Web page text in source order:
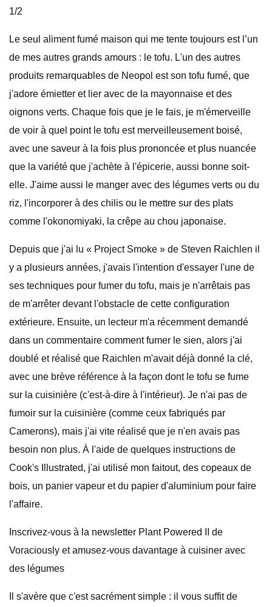
1/2
Le seul aliment fumé maison qui me tente toujours est l’un
de mes autres grands amours : le tofu. L'un des autres
produits remarquables de Neopol est son tofu fumé, que
j'adore émietter et lier avec de la mayonnaise et des
oignons verts. Chaque fois que je le fais, je m'émerveille
de voir à quel point le tofu est merveilleusement boisé,
avec une saveur à la fois plus prononcée et plus nuancée
que la variété que j'achète à l'épicerie, aussi bonne soit-
elle. J'aime aussi le manger avec des légumes verts ou du
riz, l'incorporer à des chilis ou le mettre sur des plats
comme l'okonomiyaki, la crêpe au chou japonaise.
Depuis que j'ai lu « Project Smoke » de Steven Raichlen il
y a plusieurs années, j'avais l'intention d'essayer l'une de
ses techniques pour fumer du tofu, mais je n'arrêtais pas
de m'arrêter devant l'obstacle de cette configuration
extérieure. Ensuite, un lecteur m'a récemment demandé
dans un commentaire comment fumer le sien, alors j'ai
doublé et réalisé que Raichlen m'avait déjà donné la clé,
avec une brève référence à la façon dont le tofu se fume
sur la cuisinière (c'est-à-dire à l'intérieur). Je n'ai pas de
fumoir sur la cuisinière (comme ceux fabriqués par
Camerons), mais j'ai vite réalisé que je n'en avais pas
besoin non plus. À l'aide de quelques instructions de
Cook's Illustrated, j'ai utilisé mon faitout, des copeaux de
bois, un panier vapeur et du papier d'aluminium pour faire
l'affaire.
Inscrivez-vous à la newsletter Plant Powered II de
Voraciously et amusez-vous davantage à cuisiner avec
des légumes
Il s'avère que c'est sacrément simple : il vous suffit de